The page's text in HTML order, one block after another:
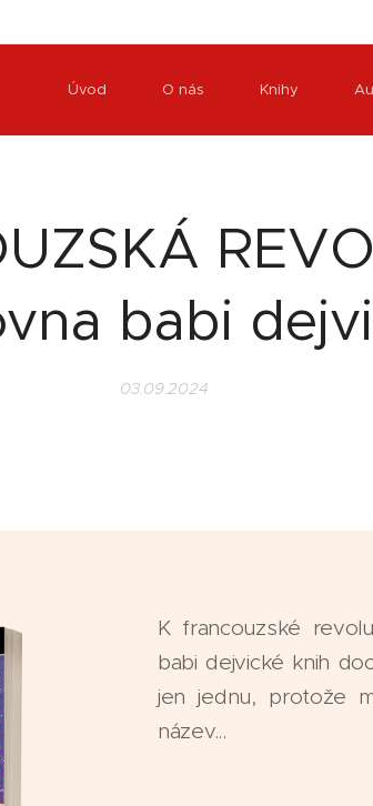
Úvod O nás Knihy
babi
03.09.2024
K francouzské
babi dejvické knih
jen jednu, protože
název...